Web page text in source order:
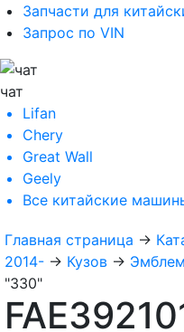
Запчасти для
Запрос по VIN
чат
Lifan
Chery
Great Wall
Geely
Все китайские
Главная страница →
2014- → Кузов →
"330"